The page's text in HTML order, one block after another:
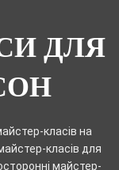
ДЛЯ
класів на
класів для
майстер-